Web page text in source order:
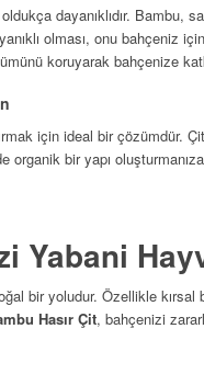
dayanıklıdır. Bambu,
olması, onu bahçeniz
koruyarak bahçenize
için ideal bir çözümdür.
bir yapı oluşturmanıza
Yabani
bir yoludur. Özellikle
Hasır Çit, bahçenizi